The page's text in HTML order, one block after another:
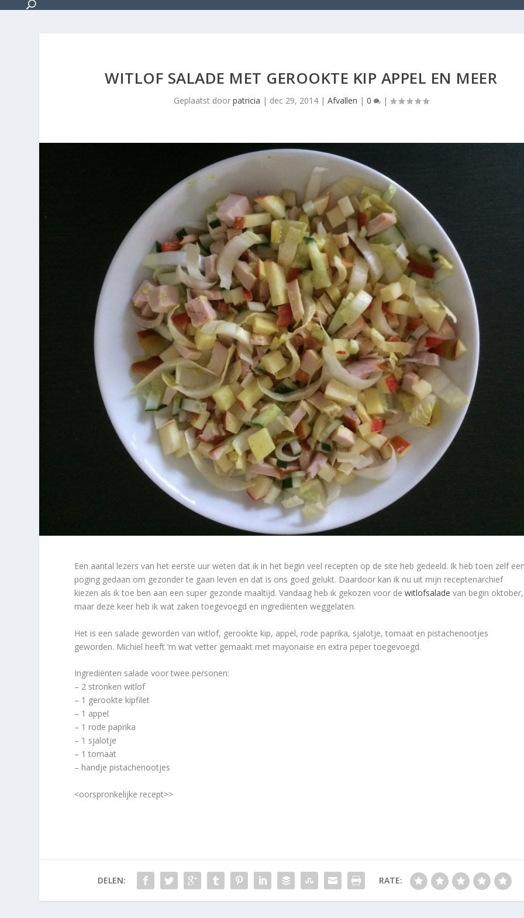
WITLOF SALADE MET GEROOKTE KIP APPEL EN MEER
Geplaatst door patricia | dec 29, 2014| Afvallen | 0 |
Een aantal lezers van het eerste uur weten dat ik in het begin veel recepten op de site heb gedeeld. Ik heb toen zelf
poging gedaan om gezonder te gaan leven en dat is ons goed gelukt. Daardoor kan ik nu uit mijn receptenarchief
kiezen als ik toe ben aan een super gezonde maaltijd. Vandaag heb ik gekozen voor dewitlofsalade van begin oktober,
maar deze keer heb ik wat zaken toegevoegd en ingrediënten weggelaten.
Het is een salade geworden van witlof, gerookte kip, appel, rode paprika, sjalotje, tomaat en pistachenootjes
geworden. Michiel heeft ‘m wat vetter gemaakt met mayonaise en extra peper toegevoegd.
Ingrediënten salade voor twee personen:
– 2 stronken witlof
– 1 gerookte kipfilet
– 1 appel
– 1 rode paprika
– 1 sjalotje
– 1 tomaat
– handje pistachenootjes
<oorspronkelijke recept>>
DELEN: RATE: